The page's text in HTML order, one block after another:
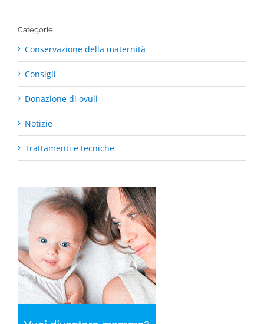
Categorie
Conservazione della maternità
Consigli
Donazione di ovuli
Notizie
Trattamenti e tecniche